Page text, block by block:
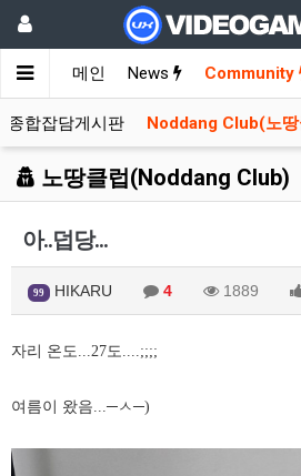
메인 News Community
종합잡담게시판 Noddang Club(노
노땅클럽(Noddang Club)
아..덥당...
99 HIKARU 4 1889
자리 온도...27도....;;;;
여름이 왔음...─ㅅ─)